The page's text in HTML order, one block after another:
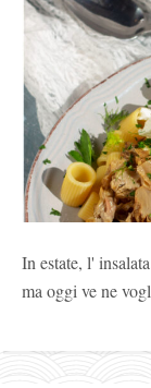
In estate, l'
ma oggi ve ne